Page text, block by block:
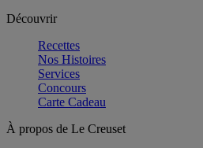
Découvrir
Recettes
Nos Histoires
Services
Concours
Carte Cadeau
À propos de Le Creuset